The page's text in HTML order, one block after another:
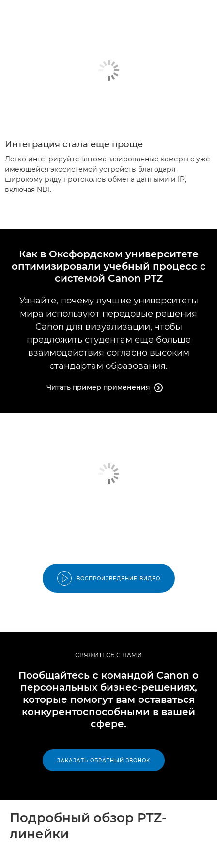
Интеграция стала еще проще
Легко интегрируйте автоматизированные камеры с уже
имеющейся экосистемой устройств благодаря
широкому ряду протоколов обмена данными и IP,
включая NDI.
Как в Оксфордском университете
оптимизировали учебный процесс с
системой Canon PTZ
Узнайте, почему лучшие университеты
мира используют передовые решения
Canon для визуализации, чтобы
предложить студентам еще больше
взаимодействия согласно высоким
стандартам образования.
Читать пример применения 
ВОСПРОИЗВЕДЕНИЕ ВИДЕО
СВЯЖИТЕСЬ С НАМИ
Пообщайтесь с командой Canon о
персональных бизнес-решениях,
которые помогут вам оставаться
конкурентоспособными в вашей
сфере.
ЗАКАЗАТЬ ОБРАТНЫЙ ЗВОНОК
Подробный обзор PTZ-
линейки